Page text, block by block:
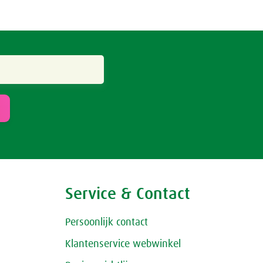
Service & Contact
Persoonlijk contact
Klantenservice webwinkel